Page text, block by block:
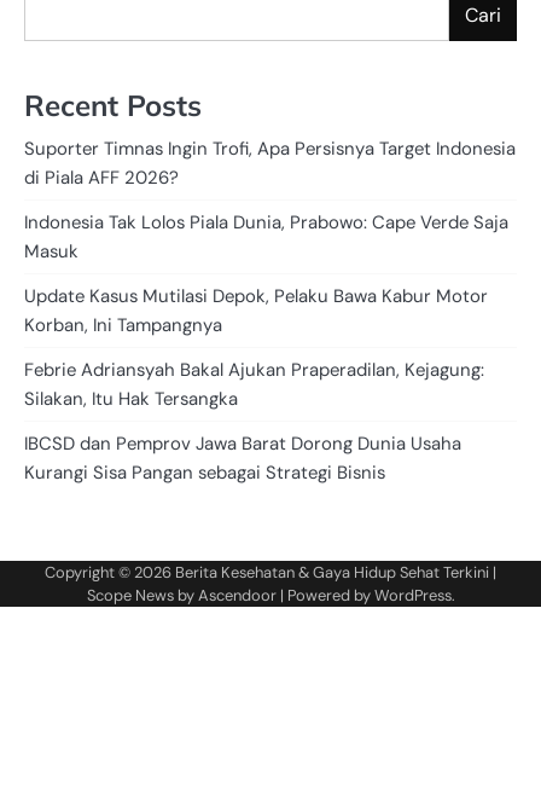
Cari
Recent Posts
Suporter Timnas Ingin Trofi, Apa Persisnya Target Indonesia
di Piala AFF 2026?
Indonesia Tak Lolos Piala Dunia, Prabowo: Cape Verde Saja
Masuk
Update Kasus Mutilasi Depok, Pelaku Bawa Kabur Motor
Korban, Ini Tampangnya
Febrie Adriansyah Bakal Ajukan Praperadilan, Kejagung:
Silakan, Itu Hak Tersangka
IBCSD dan Pemprov Jawa Barat Dorong Dunia Usaha
Kurangi Sisa Pangan sebagai Strategi Bisnis
Copyright © 2026 Berita Kesehatan & Gaya Hidup Sehat Terkini |
Scope News byAscendoor| Powered byWordPress.